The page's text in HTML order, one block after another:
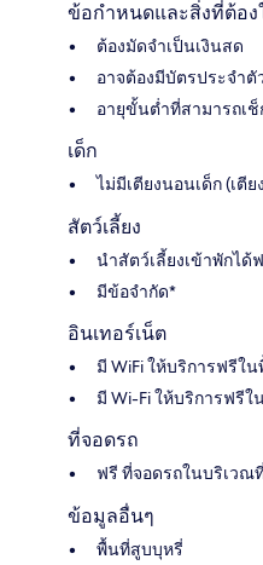
ข้อกำหนดและสิ่งที่ต้อง
ต้องมัดจำเป็นเงินสด
อาจต้องมีบัตรประจำ
อายุขั้นต่ำที่สามารถเช็
เด็ก
ไม่มีเตียงนอนเด็ก (เตี
สัตว์เลี้ยง
นำสัตว์เลี้ยงเข้าพักไ
มีข้อจำกัด*
อินเทอร์เน็ต
มี WiFi ให้บริการฟรีใ
มี Wi-Fi ให้บริการฟรีใ
ที่จอดรถ
ฟรี ที่จอดรถในบริเวณ
ข้อมูลอื่นๆ
พื้นที่สูบบุหรี่